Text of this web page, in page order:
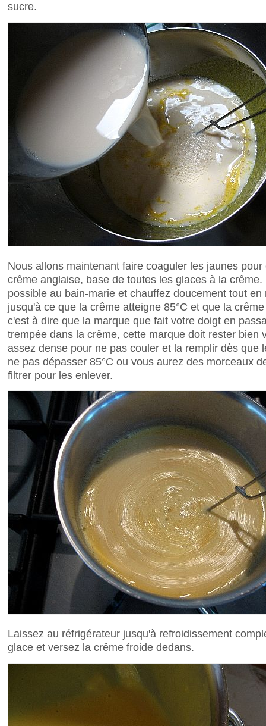
sucre.
Nous allons maintenant faire coaguler les jaunes
crême anglaise, base de toutes les glaces à la
possible au bain-marie et chauffez doucement tout
jusqu'à ce que la crême atteigne 85°C et que la
c'est à dire que la marque que fait votre doigt en
trempée dans la crême, cette marque doit rester bien
assez dense pour ne pas couler et la remplir dès que
ne pas dépasser 85°C ou vous aurez des morceaux
filtrer pour les enlever.
Laissez au réfrigérateur jusqu'à refroidissement
glace et versez la crême froide dedans.